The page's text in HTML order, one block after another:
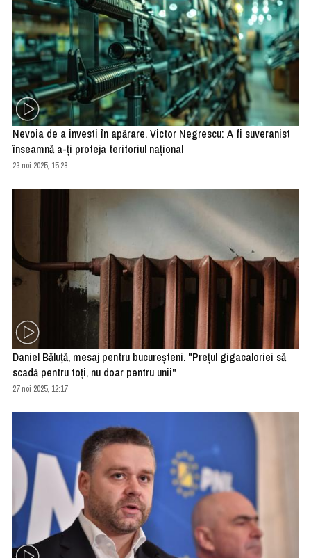
Nevoia de a investi în apărare. Victor Negrescu: A fi suveranist
înseamnă a-ți proteja teritoriul național
23 noi 2025, 15:28
Daniel Băluţă, mesaj pentru bucureşteni. "Preţul gigacaloriei să
scadă pentru toţi, nu doar pentru unii"
27 noi 2025, 12:17